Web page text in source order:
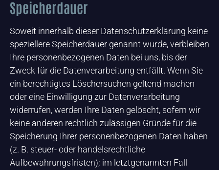
Speicherdauer
Soweit innerhalb dieser Datenschutzerklärung keine
speziellere Speicherdauer genannt wurde, verbleiben
Ihre personenbezogenen Daten bei uns, bis der
Zweck für die Datenverarbeitung entfällt. Wenn Sie
ein berechtigtes Löschersuchen geltend machen
oder eine Einwilligung zur Datenverarbeitung
widerrufen, werden Ihre Daten gelöscht, sofern wir
keine anderen rechtlich zulässigen Gründe für die
Speicherung Ihrer personenbezogenen Daten haben
(z. B. steuer- oder handelsrechtliche
Aufbewahrungsfristen); im letztgenannten Fall